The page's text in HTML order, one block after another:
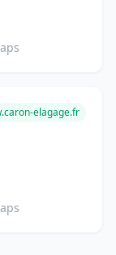
elagage.fr